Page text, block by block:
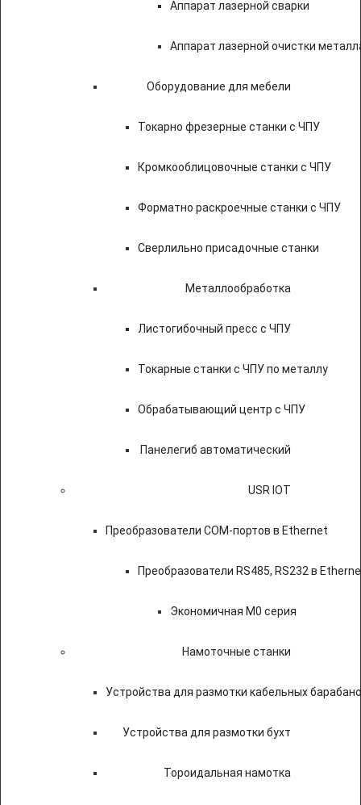
Аппарат лазерной сварки
Аппарат лазерной очистки
Оборудование для мебели
Токарно фрезерные станки с ЧПУ
Кромкооблицовочные станки с ЧПУ
Форматно раскроечные станки с ЧПУ
Сверлильно присадочные станки
Металлообработка
Листогибочный пресс с ЧПУ
Токарные станки с ЧПУ по металлу
Обрабатывающий центр с ЧПУ
Панелегиб автоматический
USR IOT
Преобразователи COM-портов в Ethernet
Преобразователи RS485, RS232 в
Экономичная M0 серия
Намоточные станки
Устройства для размотки кабельных
Устройства для размотки бухт
Тороидальная намотка